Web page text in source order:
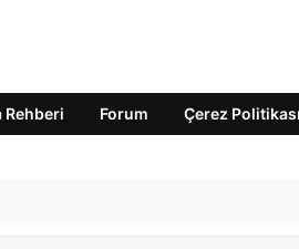
Rehberi Forum Çerez Politikası